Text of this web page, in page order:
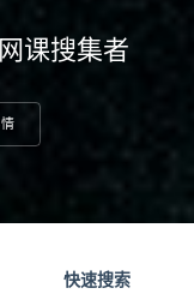
课搜集者
情
快速搜索